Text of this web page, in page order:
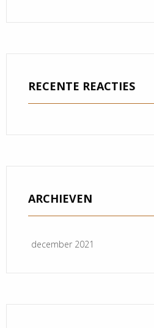
RECENTE REACTIES
ARCHIEVEN
december 2021